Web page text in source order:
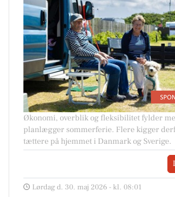
Økonomi, overblik og fleksibilitet fylder
planlægger sommerferie. Flere kigger
tættere på hjemmet i Danmark og Sverige.
Lørdag d. 30. maj 2026 - kl. 08:01